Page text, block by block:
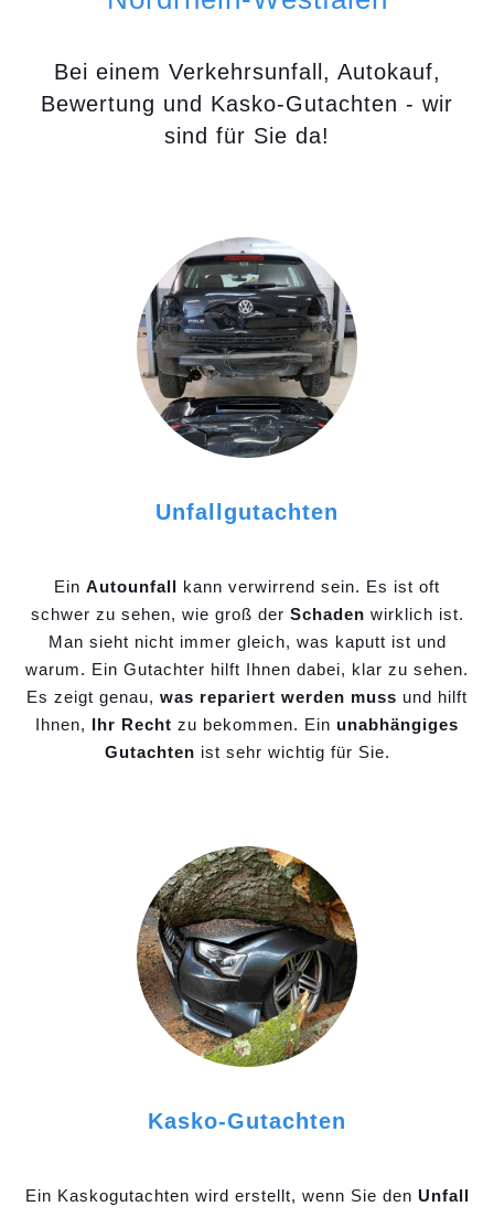
Bei einem Verkehrsunfall, Autokauf,
Bewertung und Kasko-Gutachten - wir
sind für Sie da!
Unfallgutachten
Ein Autounfall kann verwirrend sein. Es ist oft
schwer zu sehen, wie groß der Schaden wirklich ist.
Man sieht nicht immer gleich, was kaputt ist und
warum. Ein Gutachter hilft Ihnen dabei, klar zu sehen.
Es zeigt genau, was repariert werden muss und hilft
Ihnen, Ihr Recht zu bekommen. Ein unabhängiges
Gutachten ist sehr wichtig für Sie.
Kasko-Gutachten
Ein Kaskogutachten wird erstellt, wenn Sie den Unfall